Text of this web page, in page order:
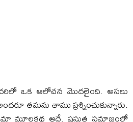
ఒక ఆలోచన మొదలైంది. అసలు
తమను తాము ప్రశ్నించుకున్నారు.
మూలకథ అదే. ప్రస్తుత సమాజంలో